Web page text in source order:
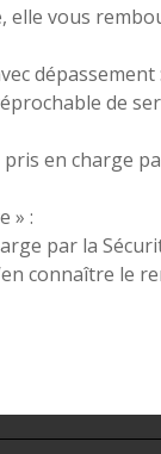
elle vous
dépassement :
de
en charge
» :
par la
connaître le